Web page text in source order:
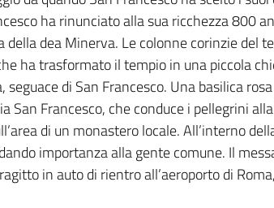
ha rinunciato alla sua ricchezza 800
dea Minerva. Le colonne corinzie del
ha trasformato il tempio in una piccola
di San Francesco. Una basilica
San Francesco, che conduce i pellegrini
di un monastero locale. All’interno
importanza alla gente comune. Il
in auto di rientro all’aeroporto di